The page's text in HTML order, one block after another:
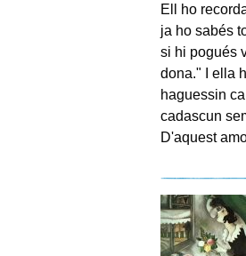
Ell ho
ja ho sabés
si hi pogués
dona." I ella
haguessin
cadascun
D'aquest